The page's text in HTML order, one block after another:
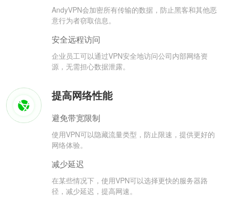
AndyVPN会加密所有传输的数据，防止黑客和其他恶
意行为者窃取信息。
安全远程访问
企业员工可以通过VPN安全地访问公司内部网络资
源，无需担心数据泄露。
提高网络性能
避免带宽限制
使用VPN可以隐藏流量类型，防止限速，提供更好的
网络体验。
减少延迟
在某些情况下，使用VPN可以选择更快的服务器路
径，减少延迟，提高网速。